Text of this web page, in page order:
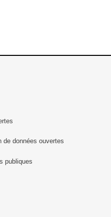
de données ouvertes
publiques